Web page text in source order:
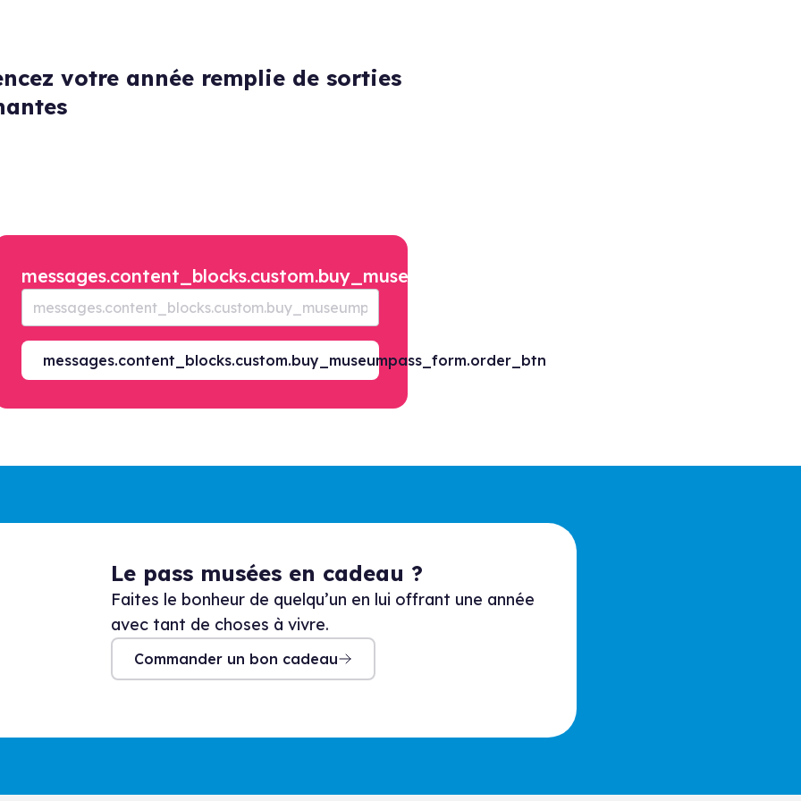
votre année remplie de sorties
messages.content_blocks.custom.buy_museumpass_form.title
messages.content_blocks.custom.buy_museumpass_form.order_btn
Le pass musées en cadeau ?
Faites le bonheur de quelqu’un en lui offrant une année
avec tant de choses à vivre.
Commander un bon cadeau